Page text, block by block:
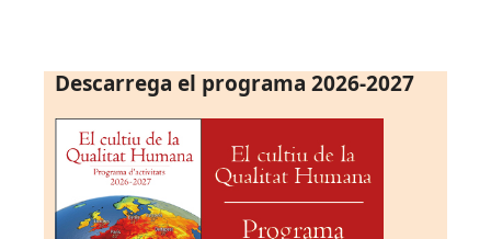
Descarrega el programa 2026-2027